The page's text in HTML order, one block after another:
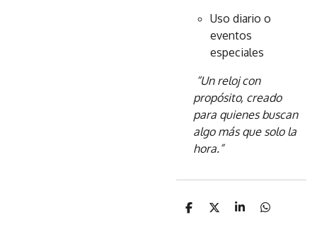
Uso diario o
eventos
especiales
“Un reloj con
propósito, creado
para quienes buscan
algo más que solo la
hora.”
C
C
C
C